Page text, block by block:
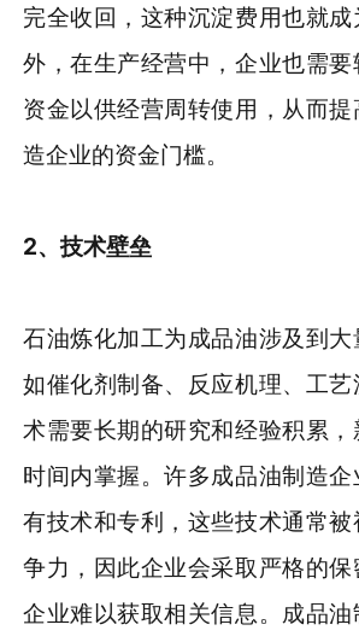
完全收回，这种沉淀费用也就
外，在生产经营中，企业也需
资金以供经营周转使用，从而
造企业的资金门槛。
2、技术壁垒
石油炼化加工为成品油涉及到大
如催化剂制备、反应机理、工
术需要长期的研究和经验积累
时间内掌握。许多成品油制造
有技术和专利，这些技术通常
争力，因此企业会采取严格的
企业难以获取相关信息。成品